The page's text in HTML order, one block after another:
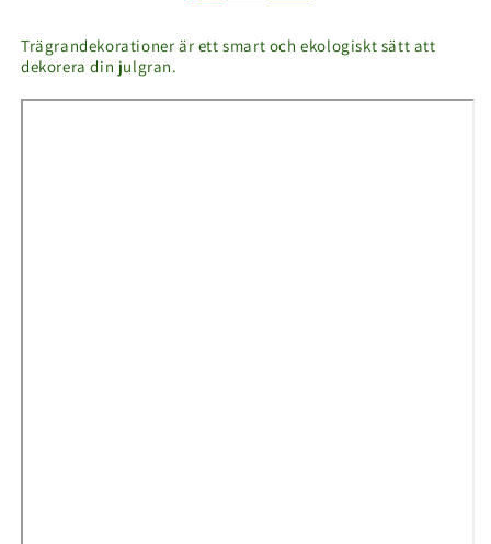
Trägrandekorationer är ett smart och ekologiskt sätt att
dekorera din julgran.